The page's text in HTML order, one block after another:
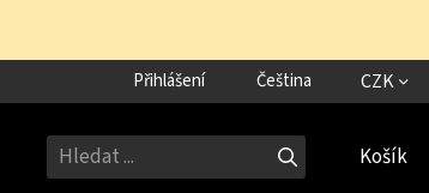
Přihlášení Čeština CZK
Košík